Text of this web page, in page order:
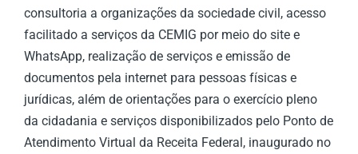
consultoria a organizações da sociedade civil, acesso
facilitado a serviços da CEMIG por meio do site e
WhatsApp, realização de serviços e emissão de
documentos pela internet para pessoas físicas e
jurídicas, além de orientações para o exercício pleno
da cidadania e serviços disponibilizados pelo Ponto de
Atendimento Virtual da Receita Federal, inaugurado no